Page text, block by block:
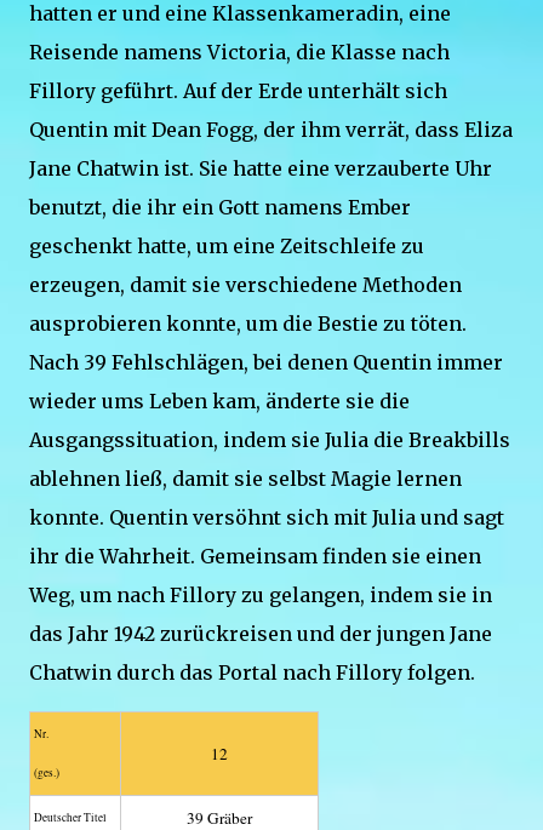
hatten er und eine Klassenkameradin, eine
Reisende namens Victoria, die Klasse nach
Fillory geführt. Auf der Erde unterhält sich
Quentin mit Dean Fogg, der ihm verrät, dass Eliza
Jane Chatwin ist. Sie hatte eine verzauberte Uhr
benutzt, die ihr ein Gott namens Ember
geschenkt hatte, um eine Zeitschleife zu
erzeugen, damit sie verschiedene Methoden
ausprobieren konnte, um die Bestie zu töten.
Nach 39 Fehlschlägen, bei denen Quentin immer
wieder ums Leben kam, änderte sie die
Ausgangssituation, indem sie Julia die Breakbills
ablehnen ließ, damit sie selbst Magie lernen
konnte. Quentin versöhnt sich mit Julia und sagt
ihr die Wahrheit. Gemeinsam finden sie einen
Weg, um nach Fillory zu gelangen, indem sie in
das Jahr 1942 zurückreisen und der jungen Jane
Chatwin durch das Portal nach Fillory folgen.
Nr.
(ges.)
12
Deutscher Titel 39 Gräber